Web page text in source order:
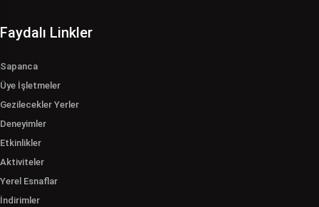
Faydalı Linkler
Sapanca
Üye İşletmeler
Gezilecekler Yerler
Deneyimler
Etkinlikler
Aktiviteler
Yerel Esnaflar
İndirimler